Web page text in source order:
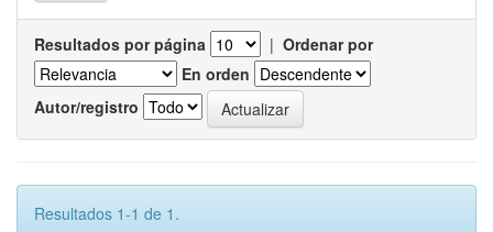
Resultados por página | Ordenar por
En orden
Autor/registro
Resultados 1-1 de 1.